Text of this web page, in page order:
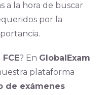
a la hora de buscar
por la
FCE? En GlobalExam
plataforma
de exámenes